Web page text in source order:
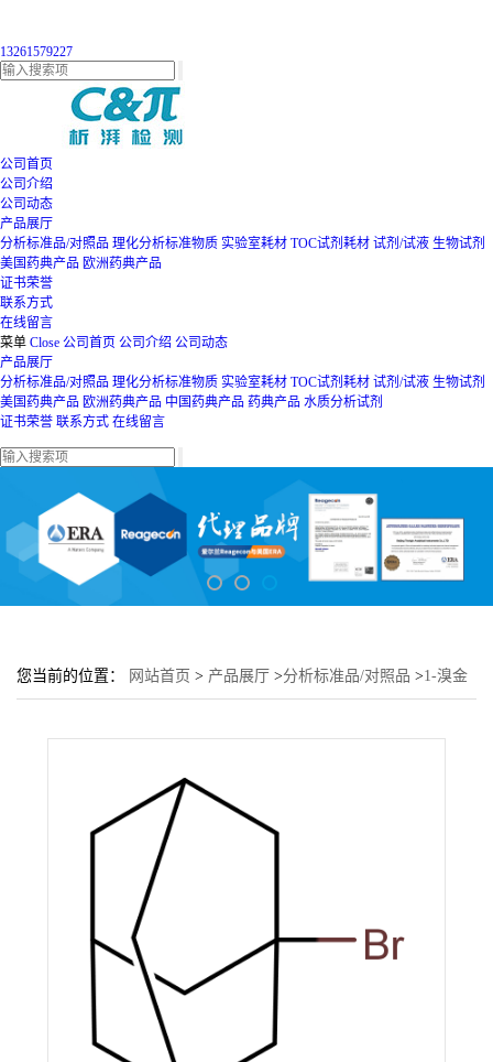
13261579227
公司首页
公司介绍
公司动态
产品展厅
分析标准品/对照品 理化分析标准物质 实验室耗材 TOC试剂耗材 试剂/试液 生物试剂
美国药典产品 欧洲药典产品
证书荣誉
联系方式
在线留言
菜单 Close 公司首页 公司介绍 公司动态
产品展厅
分析标准品/对照品 理化分析标准物质 实验室耗材 TOC试剂耗材 试剂/试液 生物试剂
美国药典产品 欧洲药典产品 中国药典产品 药典产品 水质分析试剂
证书荣誉 联系方式 在线留言
您当前的位置： 网站首页 > 产品展厅 >分析标准品/对照品 >1-溴金